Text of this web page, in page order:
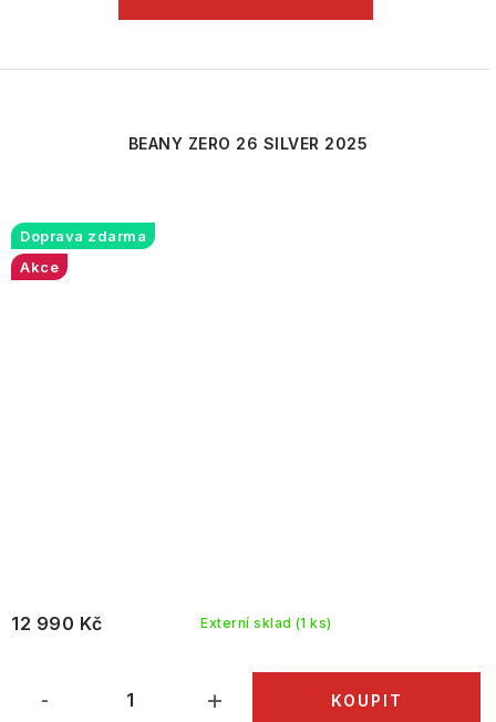
BEANY ZERO 26 SILVER 2025
Doprava zdarma
Akce
Externí sklad (1 ks)
12 990 Kč